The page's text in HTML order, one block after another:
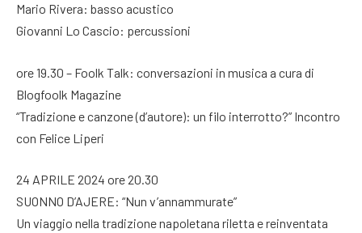
Mario Rivera: basso acustico
Giovanni Lo Cascio: percussioni
ore 19.30 – Foolk Talk: conversazioni in musica a cura di
Blogfoolk Magazine
“Tradizione e canzone (d’autore): un filo interrotto?” Incontro
con Felice Liperi
24 APRILE 2024 ore 20.30
SUONNO D’AJERE: “Nun v’annammurate”
Un viaggio nella tradizione napoletana riletta e reinventata